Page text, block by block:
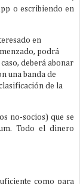
o escribiendo en
en
podrá
deberá abonar
una banda de
de la
no-socios) que se
Todo el dinero
como para